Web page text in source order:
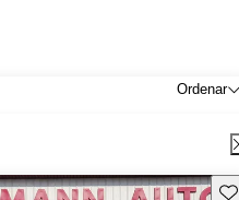
Ordenar